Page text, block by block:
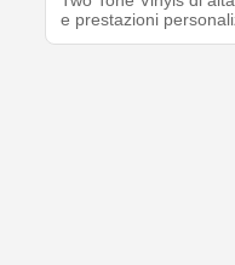
e prestazioni